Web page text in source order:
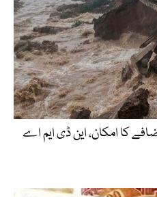
کا امکان، این ڈی ایم اے